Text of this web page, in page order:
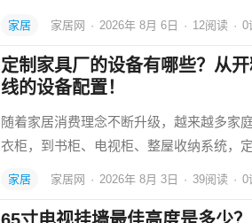
家居 家居网 · 2026年 8月 6日 · 12阅读 · 0
定制家具厂的设备有哪些？从
线的设备配置！
随着家居消费理念不断升级，越来越多家
衣柜，到书柜、电视柜、整屋收纳系统，
家居 家居网 · 2026年 8月 3日 · 39阅读 · 0